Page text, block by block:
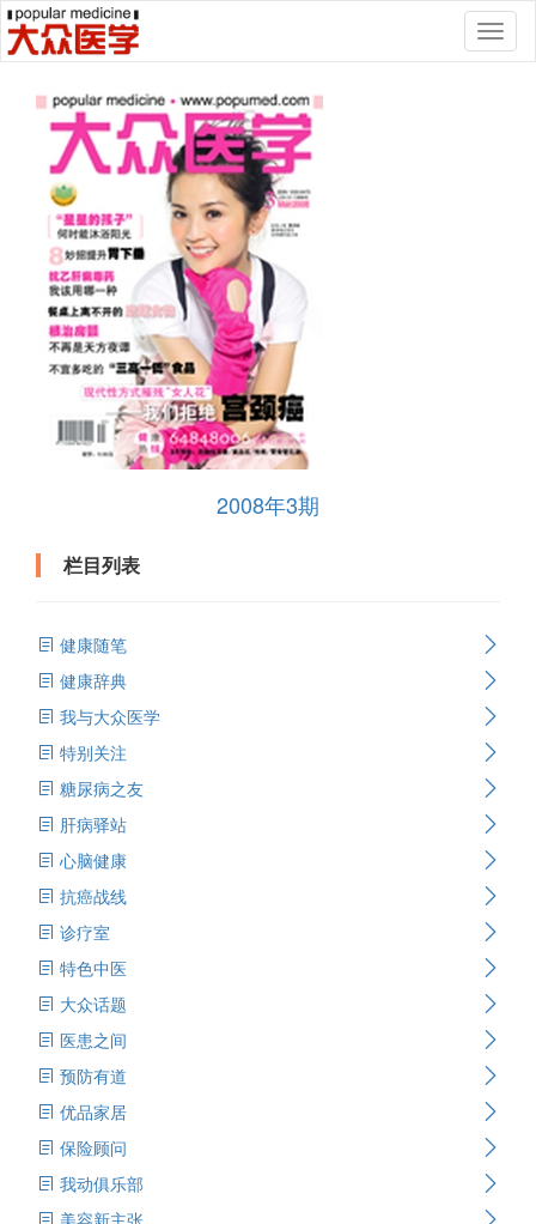
2008年3期
栏目列表
健康随笔
健康辞典
我与大众医学
特别关注
糖尿病之友
肝病驿站
心脑健康
抗癌战线
诊疗室
特色中医
大众话题
医患之间
预防有道
优品家居
保险顾问
我动俱乐部
美容新主张